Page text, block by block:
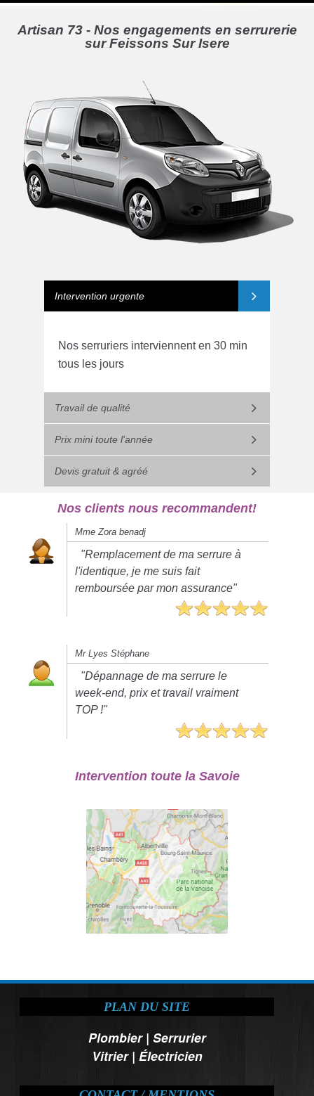
Artisan 73 - Nos engagements en serrurerie
sur Feissons Sur Isere
Intervention urgente
Nos serruriers interviennent en 30 min
tous les jours
Travail de qualité
Prix mini toute l'année
Devis gratuit & agréé
Nos clients nous recommandent!
Mme Zora benadj
"Remplacement de ma serrure à
l'identique, je me suis fait
remboursée par mon assurance"
Mr Lyes Stéphane
"Dépannage de ma serrure le
week-end, prix et travail vraiment
TOP !"
Intervention toute la Savoie
PLAN DU SITE
Plombier| Serrurier
Vitrier| Électricien